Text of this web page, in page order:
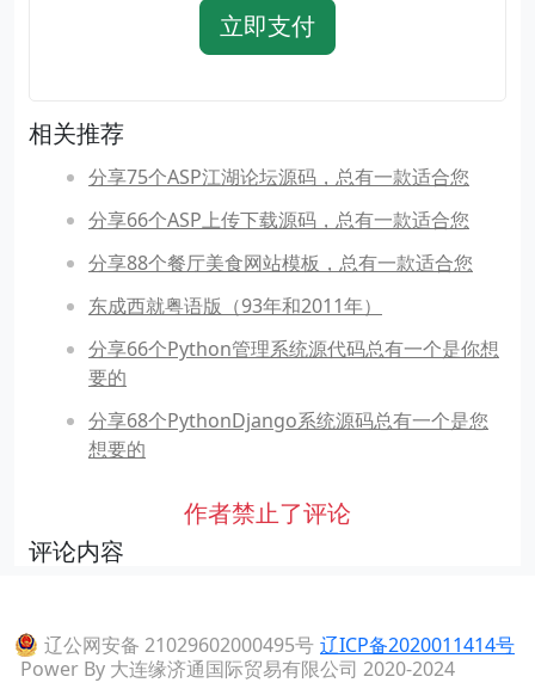
立即支付
相关推荐
分享75个ASP江湖论坛源码，总有一款适合您
分享66个ASP上传下载源码，总有一款适合您
分享88个餐厅美食网站模板，总有一款适合您
东成西就粤语版（93年和2011年）
分享66个Python管理系统源代码总有一个是你想
要的
分享68个PythonDjango系统源码总有一个是您
想要的
作者禁止了评论
评论内容
辽公网安备 21029602000495号 辽ICP备2020011414号
Power By 大连缘济通国际贸易有限公司 2020-2024